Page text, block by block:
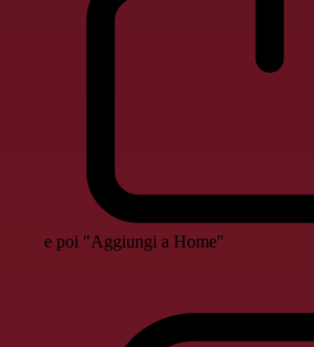
e poi "Aggiungi a Home"